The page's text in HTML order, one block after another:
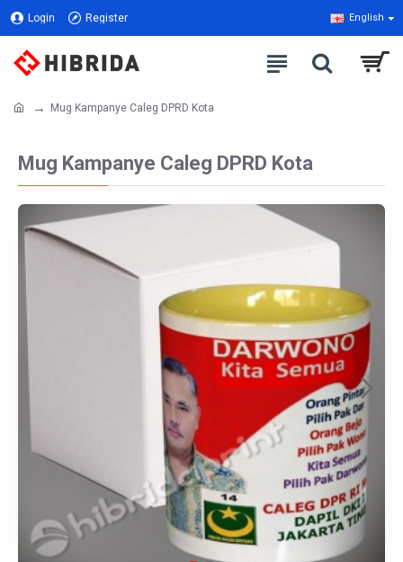
Login Register English
Mug Kampanye Caleg DPRD Kota
Mug Kampanye Caleg DPRD Kota